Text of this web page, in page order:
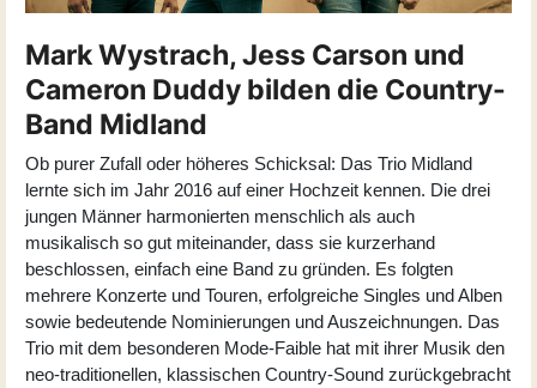
Mark Wystrach, Jess Carson und
Cameron Duddy bilden die Country-
Band Midland
Ob purer Zufall oder höheres Schicksal: Das Trio Midland
lernte sich im Jahr 2016 auf einer Hochzeit kennen. Die drei
jungen Männer harmonierten menschlich als auch
musikalisch so gut miteinander, dass sie kurzerhand
beschlossen, einfach eine Band zu gründen. Es folgten
mehrere Konzerte und Touren, erfolgreiche Singles und Alben
sowie bedeutende Nominierungen und Auszeichnungen. Das
Trio mit dem besonderen Mode-Faible hat mit ihrer Musik den
neo-traditionellen, klassischen Country-Sound zurückgebracht